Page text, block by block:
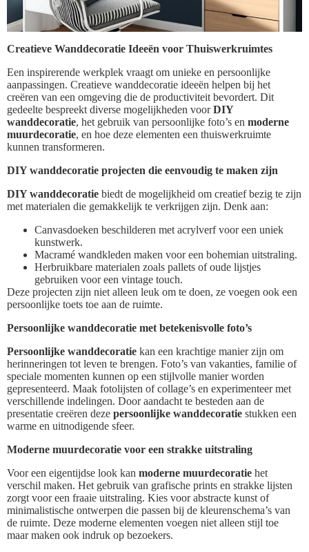
Creatieve Wanddecoratie Ideeën voor Thuiswerkruimtes
Een inspirerende werkplek vraagt om unieke en persoonlijke
aanpassingen. Creatieve wanddecoratie ideeën helpen bij het
creëren van een omgeving die de productiviteit bevordert. Dit
gedeelte bespreekt diverse mogelijkheden voorDIY
wanddecoratie, het gebruik van persoonlijke foto’s en moderne
muurdecoratie, en hoe deze elementen een thuiswerkruimte
kunnen transformeren.
DIY wanddecoratie projecten die eenvoudig te maken zijn
DIY wanddecoratie biedt de mogelijkheid om creatief bezig te zijn
met materialen die gemakkelijk te verkrijgen zijn. Denk aan:
Canvasdoeken beschilderen met acrylverf voor een uniek
kunstwerk.
Macramé wandkleden maken voor een bohemian uitstraling.
Herbruikbare materialen zoals pallets of oude lijstjes
gebruiken voor een vintage touch.
Deze projecten zijn niet alleen leuk om te doen, ze voegen ook een
persoonlijke toets toe aan de ruimte.
Persoonlijke wanddecoratie met betekenisvolle foto’s
Persoonlijke wanddecoratie kan een krachtige manier zijn om
herinneringen tot leven te brengen. Foto’s van vakanties, familie of
speciale momenten kunnen op een stijlvolle manier worden
gepresenteerd. Maak fotolijsten of collage’s en experimenteer met
verschillende indelingen. Door aandacht te besteden aan de
presentatie creëren deze persoonlijke wanddecoratie stukken een
warme en uitnodigende sfeer.
Moderne muurdecoratie voor een strakke uitstraling
Voor een eigentijdse look kan moderne muurdecoratie het
verschil maken. Het gebruik van grafische prints en strakke lijsten
zorgt voor een fraaie uitstraling. Kies voor abstracte kunst of
minimalistische ontwerpen die passen bij de kleurenschema’s van
de ruimte. Deze moderne elementen voegen niet alleen stijl toe
maar maken ook indruk op bezoekers.